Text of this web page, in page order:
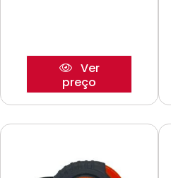
Ver
preço